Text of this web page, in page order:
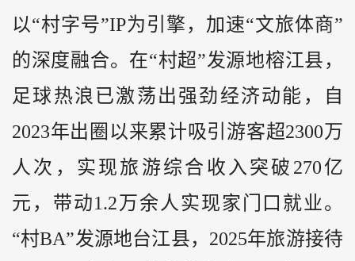
以“村字号”IP为引擎，加速“文旅体商”
的深度融合。在“村超”发源地榕江县，
足球热浪已激荡出强劲经济动能，自
2023年出圈以来累计吸引游客超2300万
人次，实现旅游综合收入突破270亿
元，带动1.2万余人实现家门口就业。
“村BA”发源地台江县，2025年旅游接待